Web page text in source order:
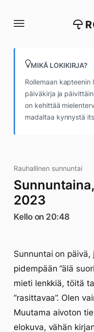
suoraan
MIKÄ LOKIKIRJA?
Rollemaan
päiväkirja ja
on kehittää
madaltaa kynnystä
Rauhallinen sunnuntai
2023
Kello on 20:48
Sunnuntai on
pidempään ”älä
mieti lenkkiä, töitä
”rasittavaa”. Olen
Muutama aivoton
elokuva, vähän